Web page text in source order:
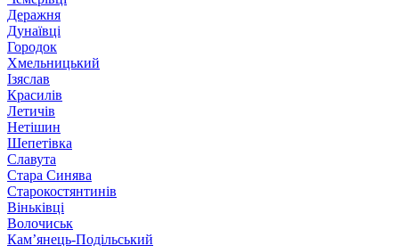
Деражня
Дунаївці
Городок
Хмельницький
Ізяслав
Красилів
Летичів
Нетішин
Шепетівка
Славута
Стара Синява
Старокостянтинів
Віньківці
Волочиськ
Кам’янець-Подільський